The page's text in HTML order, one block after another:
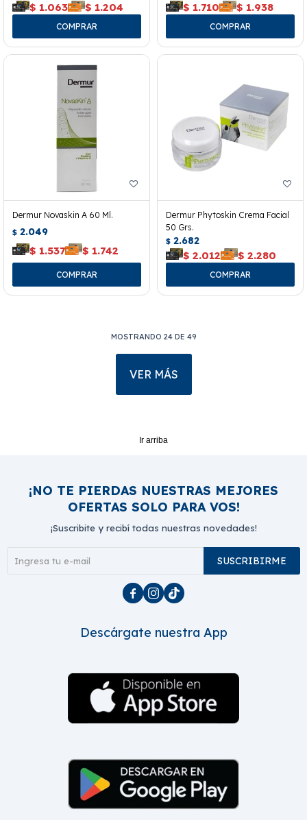
$ 1.063 $ 1.204 $ 1.710 $ 1.938
Dermur Novaskin A 60 Ml.
$ 2.049
$ 1.537 $ 1.742
Dermur Phytoskin Crema Facial
50 Grs.
$ 2.682
$ 2.012 $ 2.280
MOSTRANDO 24 DE 49
VER MÁS
Ir arriba
¡NO TE PIERDAS NUESTRAS MEJORES
OFERTAS SOLO PARA VOS!
¡Suscribite y recibí todas nuestras novedades!
SUSCRIBIRME
  
Descárgate nuestra App